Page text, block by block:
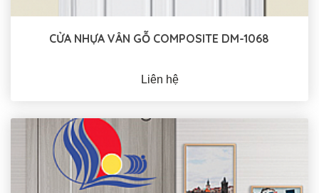
CỬA NHỰA VÂN GỖ COMPOSITE DM-1068
Liên hệ